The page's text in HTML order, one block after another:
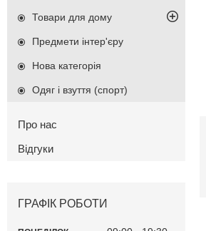
Товари для дому
Предмети інтер'єру
Нова категорія
Одяг і взуття (спорт)
Про нас
Відгуки
ГРАФІК РОБОТИ